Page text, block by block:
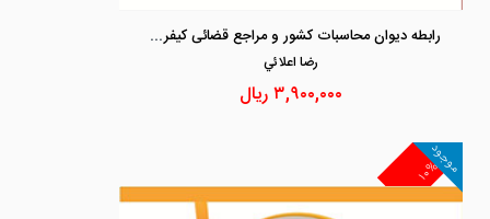
رابطه دیوان محاسبات کشور و مراجع قضائی کیفری «در رسیدگی به تخلفات مالی و جرایم اقتصادی»
رضا اعلائي
۳,۹۰۰,۰۰۰ریال
۱۰%
موجود